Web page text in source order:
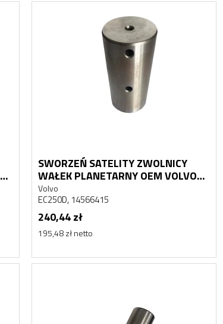
SWORZEŃ SATELITY ZWOLNICY
WAŁEK PLANETARNY OEM VOLVO
EC250D
Volvo
EC250D, 14566415
240,44 zł
195,48 zł netto